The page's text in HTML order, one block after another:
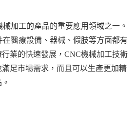
加工的產品的重要應用領域之一。
醫療設備、器械、假肢等方面都有
業的快速發展，CNC機械加工技術
足市場需求，而且可以生產更加精